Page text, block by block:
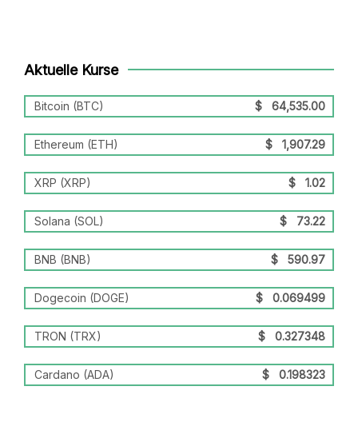
Aktuelle Kurse
Bitcoin (BTC) $ 64,535.00
Ethereum (ETH) $ 1,907.29
XRP (XRP) $ 1.02
Solana (SOL) $ 73.22
BNB (BNB) $ 590.97
Dogecoin (DOGE) $ 0.069499
TRON (TRX) $ 0.327348
Cardano (ADA) $ 0.198323